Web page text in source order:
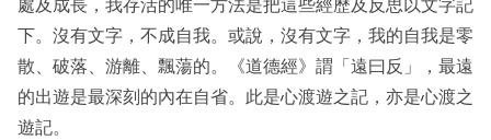
下。沒有文字，不成自我。或說，沒有文字，我的自我是零
散、破落、游離、飄蕩的。《道德經》謂「遠曰反」，最遠
的出遊是最深刻的內在自省。此是心渡遊之記，亦是心渡之
遊記。